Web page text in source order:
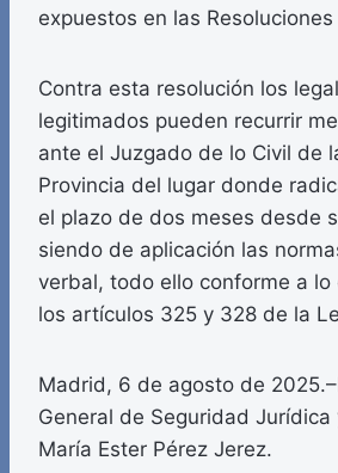
expuestos en las
Contra esta resolución los
legitimados pueden recurrir
ante el Juzgado de lo Civil de
Provincia del lugar donde
el plazo de dos meses desde
siendo de aplicación las
verbal, todo ello conforme a
los artículos 325 y 328 de la
Madrid, 6 de agosto de
General de Seguridad Jurídica
María Ester Pérez Jerez.